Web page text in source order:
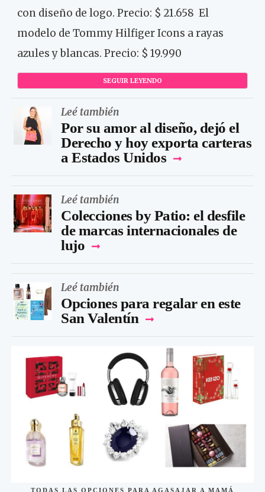
con diseño de logo. Precio: $ 21.658 El
modelo de Tommy Hilfiger Icons a rayas
azules y blancas. Precio: $ 19.990
SEGUIR LEYENDO
Leé también
Por su amor al diseño, dejó el
Derecho y hoy exporta carteras
a Estados Unidos
Leé también
Colecciones by Patio: el desfile
de marcas internacionales de
lujo
Leé también
Opciones para regalar en este
San Valentín
TODAS LAS OPCIONES PARA AGASAJAR A MAMÁ